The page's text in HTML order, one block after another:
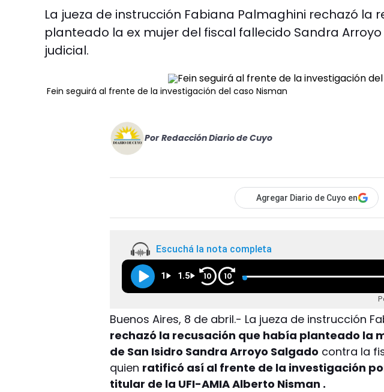
La jueza de instrucción Fabiana Palmaghini rechazó la
planteado la ex mujer del fiscal fallecido Sandra
judicial.
Fein seguirá al frente de la investigación del caso Nisman
Por Redacción Diario de Cuyo
Agregar Diario de Cuyo en
Escuchá la nota completa
1 1.5 10 10
Buenos Aires, 8 de abril.- La jueza de instrucción
rechazó la recusación que había planteado la
de San Isidro Sandra Arroyo Salgado contra la
quien ratificó así al frente de la investigación
titular de la UFI-AMIA Alberto Nisman .